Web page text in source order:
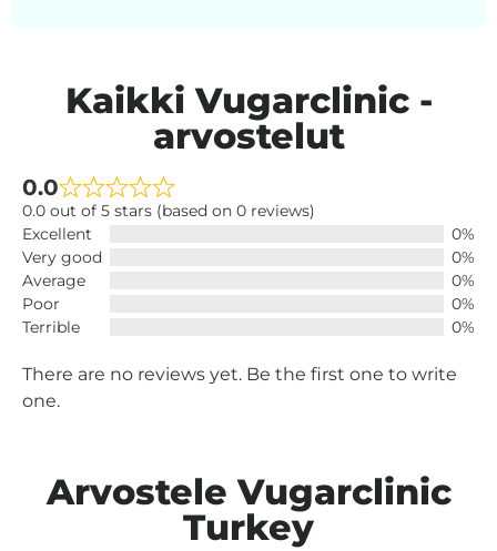
Kaikki Vugarclinic -
arvostelut
0.0
0.0 out of 5 stars (based on 0 reviews)
Excellent
0%
Very good
0%
Average
0%
Poor
0%
Terrible
0%
There are no reviews yet. Be the first one to write
one.
Arvostele Vugarclinic
Turkey